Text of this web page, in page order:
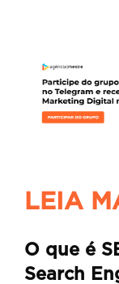
LEIA
O que é
Search